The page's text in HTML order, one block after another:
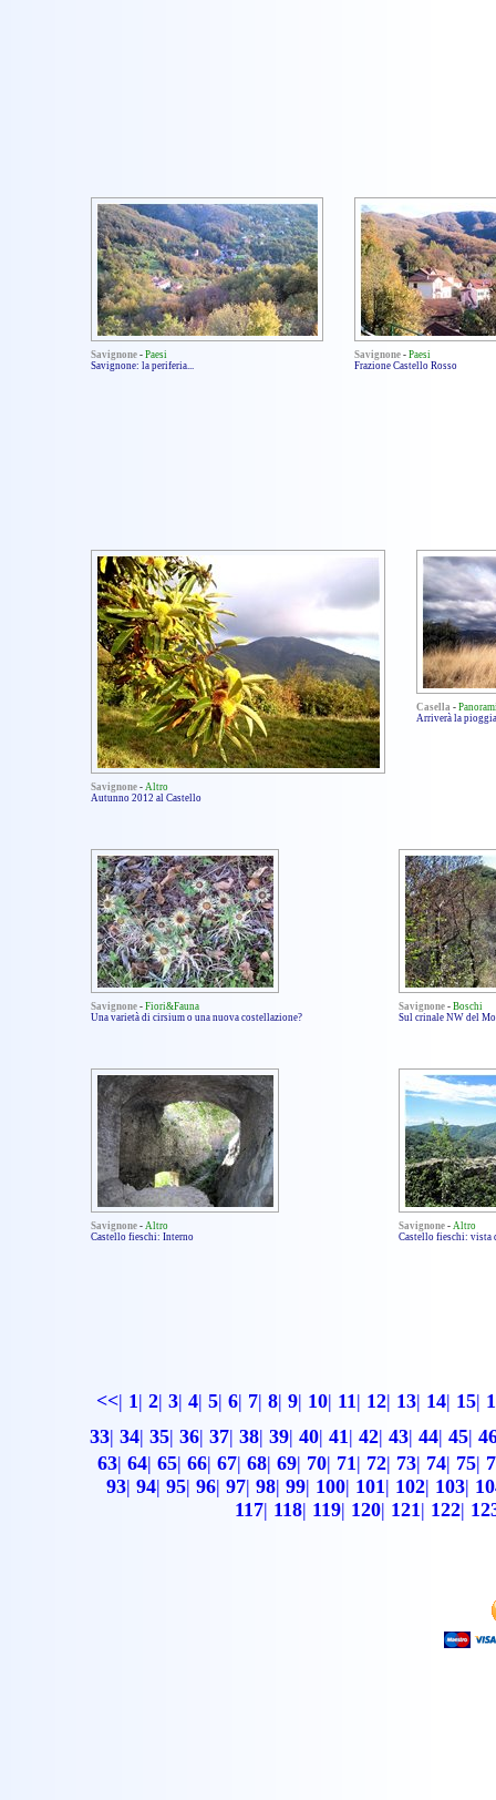
Savignone - Paesi
Savignone: la periferia...
Savignone - Paesi
Frazione Castello Rosso
Savignone - Altro
Autunno 2012 al Castello
Casella -
Arriverà la
Savignone - Fiori&Fauna
Una varietà di cirsium o una nuova costellazione?
Savignone - Boschi
Sul crinale NW del
Savignone - Altro
Castello fieschi: Interno
Savignone - Altro
Castello fieschi: vista
<<| 1| 2| 3| 4| 5| 6| 7| 8| 9| 10| 11| 12| 13| 14| 15|
33| 34| 35| 36| 37| 38| 39| 40| 41| 42| 43| 44| 45|
63| 64| 65| 66| 67| 68| 69| 70| 71| 72| 73| 74| 75|
93| 94| 95| 96| 97| 98| 99| 100| 101| 102| 103|
117| 118| 119| 120| 121| 122|